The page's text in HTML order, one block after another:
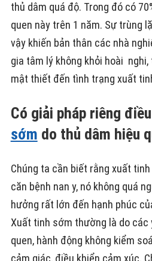
thủ dâm quá độ. Trong đó có
quen này trên 1 năm. Sự trùng
vậy khiến bản thân các nhà
gia tâm lý không khỏi hoài
mật thiết đến tình trạng xuất
Có giải pháp riêng
sớm do thủ dâm hiệu
Chúng ta cần biết rằng xuất
căn bệnh nan y, nó không quá
hưởng rất lớn đến hạnh phúc
Xuất tinh sớm thường là do các
quen, hành động không kiểm